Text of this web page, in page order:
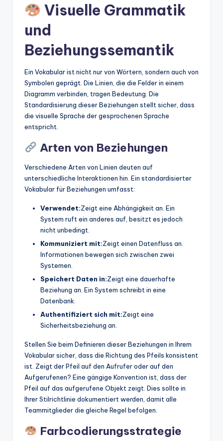
Visuelle Grammatik
und
Beziehungssemantik
Ein Vokabular ist nicht nur von Wörtern, sondern auch von
Symbolen geprägt. Die Linien, die die Felder in einem
Diagramm verbinden, tragen Bedeutung. Die
Standardisierung dieser Beziehungen stellt sicher, dass
die visuelle Sprache der gesprochenen Sprache
entspricht.
Arten von Beziehungen
Verschiedene Arten von Linien deuten auf
unterschiedliche Interaktionen hin. Ein standardisierter
Vokabular für Beziehungen umfasst:
Verwendet:Zeigt eine Abhängigkeit an. Ein
System ruft ein anderes auf, besitzt es jedoch
nicht unbedingt.
Kommuniziert mit:Zeigt einen Datenfluss an.
Informationen bewegen sich zwischen zwei
Systemen.
Speichert Daten in:Zeigt eine dauerhafte
Beziehung an. Ein System schreibt in eine
Datenbank.
Authentifiziert sich mit:Zeigt eine
Sicherheitsbeziehung an.
Stellen Sie beim Definieren dieser Beziehungen in Ihrem
Vokabular sicher, dass die Richtung des Pfeils konsistent
ist. Zeigt der Pfeil auf den Aufrufer oder auf den
Aufgerufenen? Eine gängige Konvention ist, dass der
Pfeil auf das aufgerufene Objekt zeigt. Dies sollte in
Ihrer Stilrichtlinie dokumentiert werden, damit alle
Teammitglieder die gleiche Regel befolgen.
Farbcodierungsstrategie